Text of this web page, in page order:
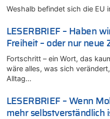
05.08.2026 - 16:14 von
Viktor Orban warnt Belgien
05.08.2026 - 16:08 von
Warum die Waldbrände in
brechen [Fragen &
05.08.2026 - 15:59 von
Wie kam es zur Ceuta-Krise?
05.08.2026 - 14:38 von
Auf Europa ist mal wieder
Weshalb befindet sich die EU
LESERBRIEF – Haben
Freiheit – oder nur neue
Fortschritt – ein Wort, das
wäre alles, was sich
Alltag…
LESERBRIEF – Wenn
mehr selbstverständlich